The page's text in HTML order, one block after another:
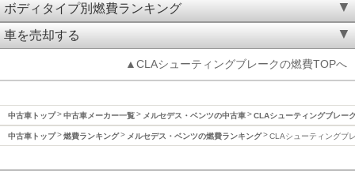
ボディタイプ別燃費ランキング
車を売却する
▲CLAシューティングブレークの燃費TOPへ
中古車トップ 中古車メーカー一覧 メルセデス・ベンツの中古車 CLAシューティングブレー
中古車トップ 燃費ランキング メルセデス・ベンツの燃費ランキング CLAシューティングブ